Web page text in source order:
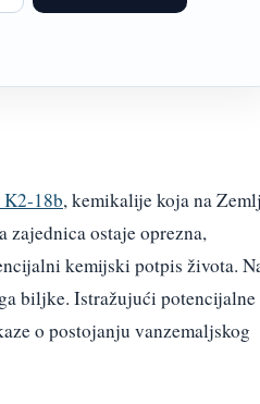
K2-18b, kemikalije koja na
ostaje oprezna,
kemijski potpis života.
biljke. Istražujući potencijalne
o postojanju vanzemaljskog